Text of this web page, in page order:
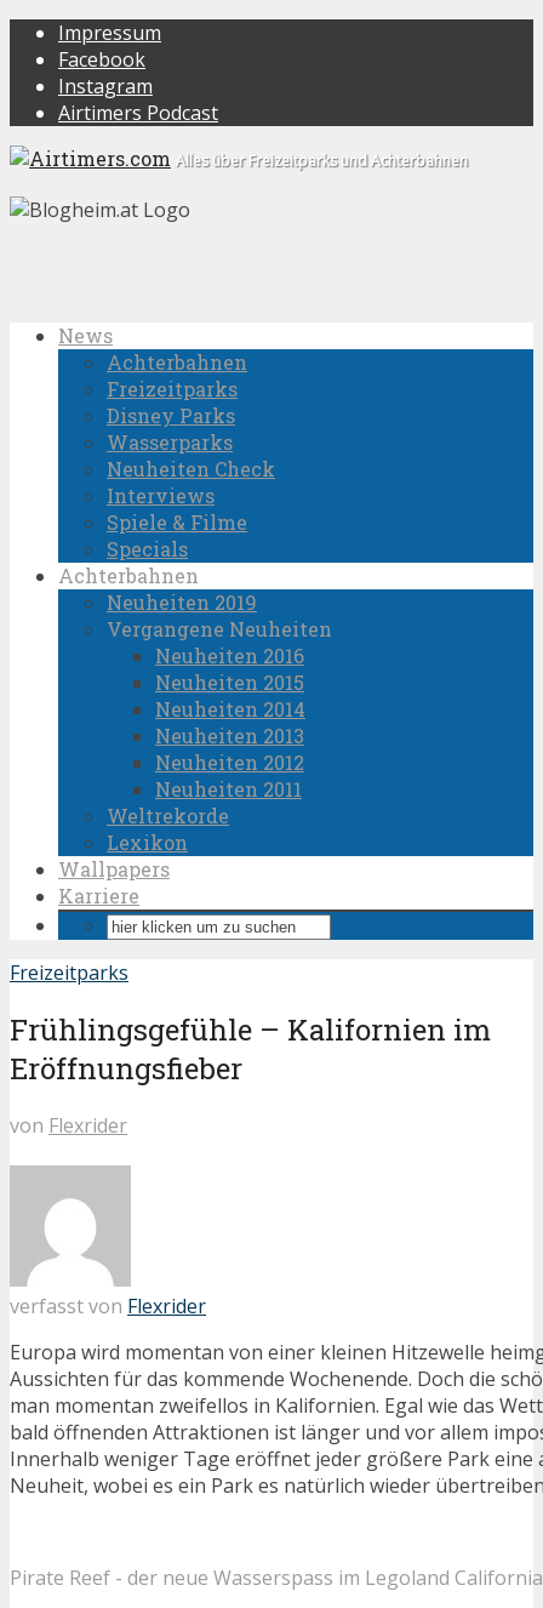
Impressum
Facebook
Instagram
Airtimers Podcast
Alles über Freizeitparks und Achterbahnen
News
Achterbahnen
Freizeitparks
Disney Parks
Wasserparks
Neuheiten Check
Interviews
Spiele & Filme
Specials
Achterbahnen
Neuheiten 2019
Vergangene Neuheiten
Neuheiten 2016
Neuheiten 2015
Neuheiten 2014
Neuheiten 2013
Neuheiten 2012
Neuheiten 2011
Weltrekorde
Lexikon
Wallpapers
Karriere
Freizeitparks
Frühlingsgefühle – Kalifornien im
Eröffnungsfieber
von Flexrider
verfasst von Flexrider
Europa wird momentan von einer kleinen Hitzewelle
Aussichten für das kommende Wochenende. Doch die
man momentan zweifellos in Kalifornien. Egal wie das
bald öffnenden Attraktionen ist länger und vor allem
Innerhalb weniger Tage eröffnet jeder größere Park eine
Neuheit, wobei es ein Park es natürlich wieder
Pirate Reef - der neue Wasserspass im Legoland California